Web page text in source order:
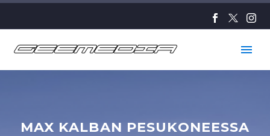
MAX KALBAN PESUKONEESSA